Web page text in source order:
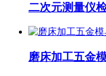
二次元测量仪
磨床加工五金